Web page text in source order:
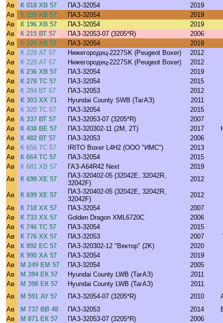
Ав
К 018 ХВ 57 ПАЗ-32054
2019
Ав
К 195 ХВ 57 ПАЗ-32054
2019
Ав
К 196 ХВ 57 ПАЗ-32054
2019
Ав
К 215 ВТ 57 ПАЗ-32053-07 (3205*R)
2006
Ав
К 220 ХВ 57 ПАЗ-32054
2019
Ав
К 228 АТ 57 Нижегородец-2227SK (Peugeot Boxer)
2012
Ав
К 228 АТ 57 Нижегородец-2227SK (Peugeot Boxer)
2012
Ав
К 236 ХВ 57 ПАЗ-32054
2019
Ав
К 278 ТС 57 ПАЗ-32054
2015
Ав
К 284 ВТ 57 ПАЗ-32053
2012
Ав
К 303 ХХ 71 Hyundai County SWB (ТагАЗ)
2011
Ав
К 320 ТС 57 ПАЗ-32054
2015
Ав
К 337 ВТ 57 ПАЗ-32053-07 (3205*R)
2007
Ав
К 438 ВЕ 57 ПАЗ-320302-11 (2M, 2T) 2017
Ав
К 482 ВТ 57 ПАЗ-32053
2006
Ав
К 656 ТС 57 IRITO Boxer L4H2 (ООО "ИМС")
2013
Ав
К 664 ТС 57 ПАЗ-32054
2015
Ав
К 681 ХВ 57 ГАЗ-A64R42 Next
2019
Ав
К 698 ХЕ 57
ПАЗ-320402-05 (32042E, 32042R,
32042F)
2012
Ав К 699 ХЕ 57
ПАЗ-320402-05 (32042E, 32042R,
32042F)
2012
Ав
К 718 ХХ 57 ПАЗ-32054
2007
Ав
К 733 ХХ 57 Golden Dragon XML6720C
2006
Ав
К 746 ТС 57 ПАЗ-32054
2015
Ав
К 776 ХХ 57 ПАЗ-32053 2007
Ав
К 892 ЕС 57 ПАЗ-320302-12 "Вектор" (2K)
2020
Ав
К 990 ХА 57 ПАЗ-32054
2019
Ав
М 249 ЕМ 57 ПАЗ-32054
2005
Ав
М 394 ЕК 57 Hyundai County LWB (ТагАЗ)
2011
Ав
М 398 ЕК 57 Hyundai County LWB (ТагАЗ)
2011
Ав
М 591 АУ 57 ПАЗ-32054-07 (3205*R) 2010
Ав
М 737 ВВ 48 ПАЗ-32053 2014
Ав
М 871 ЕК 57 ПАЗ-32053-07 (3205*R)
2006